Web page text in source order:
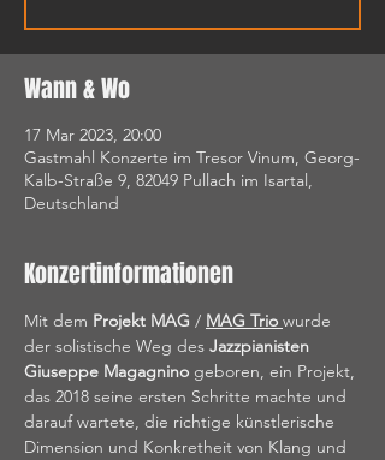
Wann & Wo
17 Mar 2023, 20:00
Gastmahl Konzerte im Tresor Vinum, Georg-
Kalb-Straße 9, 82049 Pullach im Isartal,
Deutschland
Konzertinformationen
Mit dem Projekt MAG / MAG Trio wurde
der solistische Weg des Jazzpianisten
Giuseppe Magagnino geboren, ein Projekt,
das 2018 seine ersten Schritte machte und
darauf wartete, die richtige künstlerische
Dimension und Konkretheit von Klang und